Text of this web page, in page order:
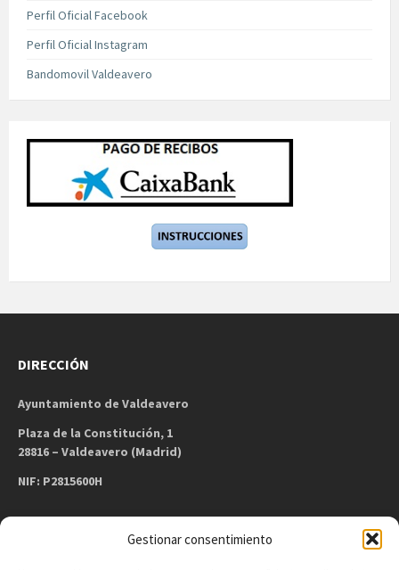
Gestionar consentimiento
Perfil Oficial Facebook
Perfil Oficial Instagram
Bandomovil Valdeavero
DIRECCIÓN
Ayuntamiento de Valdeavero
Plaza de la Constitución, 1
28816 – Valdeavero (Madrid)
NIF: P2815600H